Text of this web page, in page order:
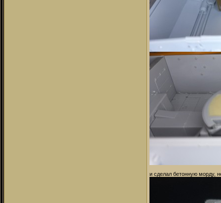
и сделал бетонную морду,